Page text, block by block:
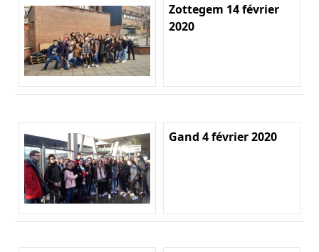
Zottegem 14 février
2020
Gand 4 février 2020